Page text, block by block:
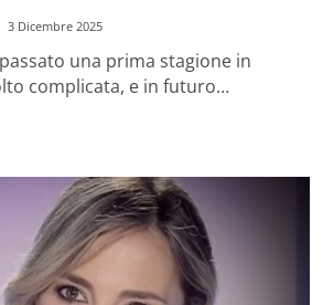
3 Dicembre 2025
una prima stagione in
complicata, e in futuro…